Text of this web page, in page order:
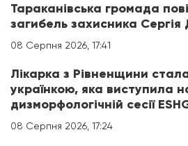
Тараканівська громада
загибель захисника Сергія
08 Серпня 2026, 17:41
Лікарка з Рівненщини
українкою, яка виступила
дизморфологічній сесії
08 Серпня 2026, 17:24